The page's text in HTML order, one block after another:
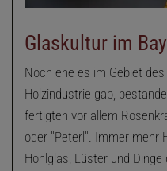
Glaskultur im
Noch ehe es im Gebiet
Holzindustrie gab,
fertigten vor allem
oder "Peterl". Immer mehr
Hohlglas, Lüster und